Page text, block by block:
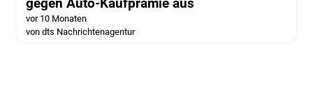
vor 10 Monaten
von dts Nachrichtenagentur